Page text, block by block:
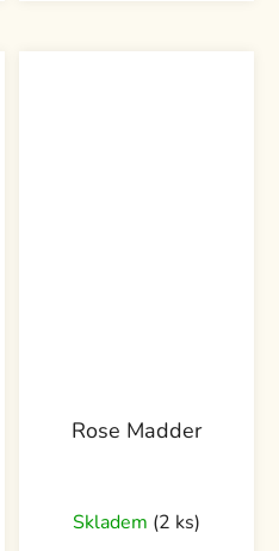
Rose Madder
hodnocení
Skladem (2 ks)